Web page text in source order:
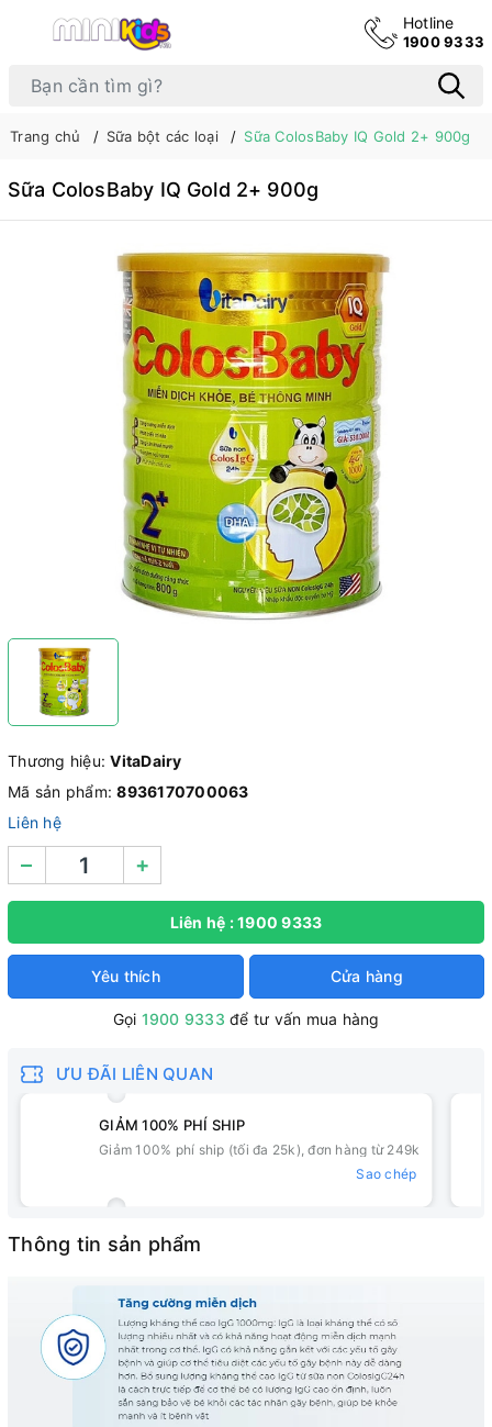
Hotline
1900 9333
Trang chủ Sữa bột các loại Sữa ColosBaby IQ Gold 2+ 900g
Sữa ColosBaby IQ Gold 2+ 900g
Thương hiệu:VitaDairy
Mã sản phẩm:8936170700063
Liên hệ
– +
Liên hệ : 1900 9333
Yêu thích Cửa hàng
Gọi 1900 9333 để tư vấn mua hàng
ƯU ĐÃI LIÊN QUAN
GIẢM 100% PHÍ SHIP
Giảm 100% phí ship (tối đa 25k), đơn hàng từ 249k
Sao chép
Thông tin sản phẩm